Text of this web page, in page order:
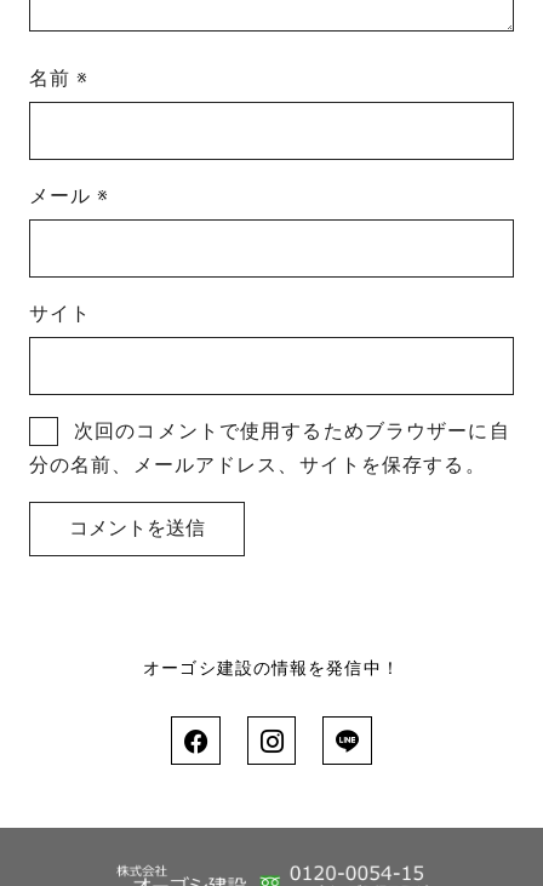
名前※
メール※
サイト
次回のコメントで使用するためブラウザーに自
分の名前、メールアドレス、サイトを保存する。
オーゴシ建設の情報を発信中！